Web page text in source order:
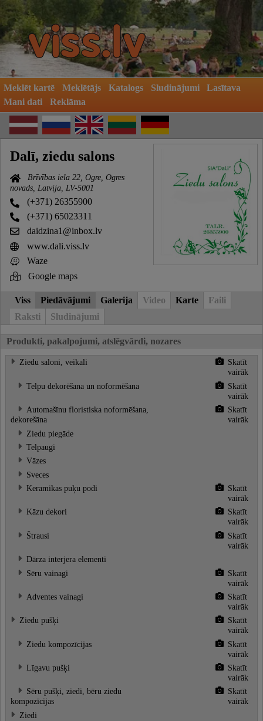
Meklēt kartē Meklētājs Katalogs Sludinājumi
Lasītava
Mani dati
Reklāma
Dalī, ziedu salons
Brīvības iela 22, Ogre, Ogres
novads, Latvija, LV-5001
(+371) 26355900
(+371) 65023311
daidzina1@inbox.lv
www.dali.viss.lv
Waze
Google maps
Viss Piedāvājumi Galerija Video Karte
Faili
Raksti
Sludinājumi
Produkti, pakalpojumi, atslēgvārdi, nozares
Ziedu saloni, veikali
Skatīt
vairāk
Telpu dekorēšana un noformēšana
Skatīt
vairāk
Automašīnu floristiska noformēšana,
dekorešāna
Skatīt
vairāk
Ziedu piegāde
Telpaugi
Vāzes
Sveces
Keramikas puķu podi
Skatīt
vairāk
Kāzu dekori
Skatīt
vairāk
Štrausi
Skatīt
vairāk
Dārza interjera elementi
Sēru vainagi
Skatīt
vairāk
Adventes vainagi
Skatīt
vairāk
Ziedu pušķi
Skatīt
vairāk
Ziedu kompozīcijas
Skatīt
vairāk
Līgavu pušķi
Skatīt
vairāk
Sēru pušķi, ziedi, bēru ziedu
kompozīcijas
Skatīt
vairāk
Ziedi